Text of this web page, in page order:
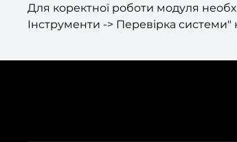
Для коректної роботи модуля
Інструменти -> Перевірка